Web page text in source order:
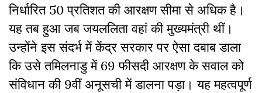
निर्धारित 50 प्रतिशत की आरक्षण सीमा से अधिक है।
यह तब हुआ जब जयललिता वहां की मुख्यमंत्री थीं।
उन्होंने इस संदर्भ में केंद्र सरकार पर ऐसा दबाब डाला
कि उसे तमिलनाडु में 69 फीसदी आरक्षण के सवाल को
संविधान की 9वीं अनूसची में डालना पड़ा। यह महत्वपूर्ण